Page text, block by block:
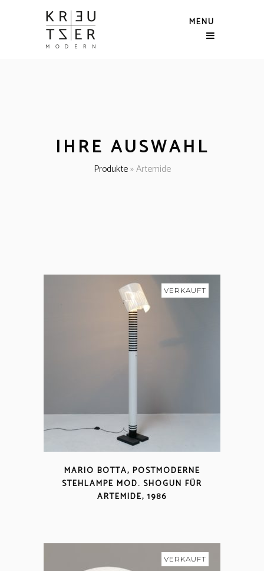
MENU
IHRE AUSWAHL
Produkte»Artemide
VERKAUFT
MARIO BOTTA, POSTMODERNE
STEHLAMPE MOD. SHOGUN FÜR
ARTEMIDE, 1986
VERKAUFT